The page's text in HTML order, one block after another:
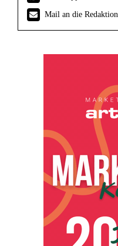
Mail an die Redaktion